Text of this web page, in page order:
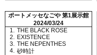
ポートメッセなごや 第1展示館
2024/03/24
1. THE BLACK ROSE
2. EXISTENCE
3. THE NEPENTHES
4. 砂時計